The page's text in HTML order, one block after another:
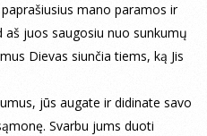
mano paramos ir
aš juos saugosiu nuo sunkumų
Dievas siunčia tiems, ką Jis
jūs augate ir didinate savo
Svarbu jums duoti